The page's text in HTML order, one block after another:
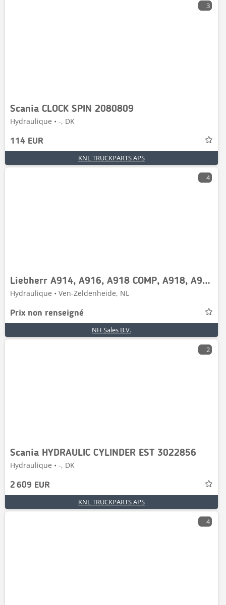
3
Scania CLOCK SPIN 2080809
Hydraulique • -, DK
114 EUR
KNL TRUCKPARTS APS
4
Liebherr A914, A916, A918 COMP, A918, A920, A922 RAIL, A924
Hydraulique • Ven-Zeldenheide, NL
Prix non renseigné
NH Sales B.V.
2
Scania HYDRAULIC CYLINDER EST 3022856
Hydraulique • -, DK
2 609 EUR
KNL TRUCKPARTS APS
4